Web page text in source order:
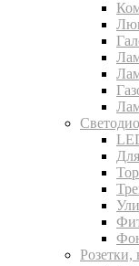
Розетки,